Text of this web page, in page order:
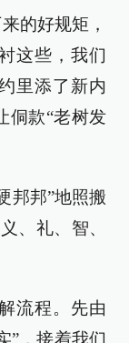
的好规矩，
这些，我们
里添了新内
侗款“老树发
邦邦”地照搬
、礼、智、
流程。先由
”，接着我们